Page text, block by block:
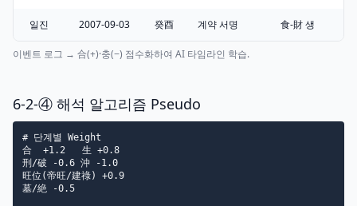
일진 2007-09-03 癸酉 계약 서명 食-財 생
이벤트 로그 → 合(+)·충(−) 점수화하여 AI 타임라인 학습.
6-2-④ 해석 알고리즘 Pseudo
# 단계별 Weight
合  +1.2   生 +0.8
刑/破 -0.6 沖 -1.0
旺位(帝旺/建祿) +0.9
墓/絶 -0.5